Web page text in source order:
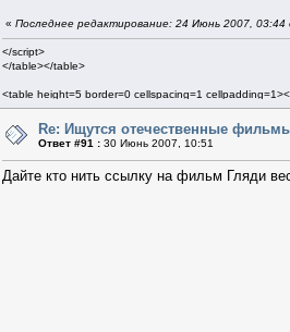
« Последнее редактирование: 24 Июнь 2007, 03:44
</script>
</table></table>
<table height=5 border=0 cellspacing=1
<table class=mn width=100% border=0 cellspacing=1
<tr><td>
<table width=100% border=0 cellspacing=0
<tr><td>
<table width=100% border=0 cellspacing=1 cel
Re: Ищутся отечественные
Ответ #91 : 30 Июнь 2007, 10:51
Дайте кто нить ссылку на фильм Гляди